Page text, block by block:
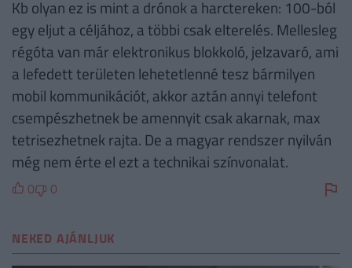
Kb olyan ez is mint a drónok a harctereken: 100-ból
egy eljut a céljához, a többi csak elterelés. Mellesleg
régóta van már elektronikus blokkoló, jelzavaró, ami
a lefedett területen lehetetlenné tesz bármilyen
mobil kommunikációt, akkor aztán annyi telefont
csempészhetnek be amennyit csak akarnak, max
tetrisezhetnek rajta. De a magyar rendszer nyilván
még nem érte el ezt a technikai színvonalat.
0 0
NEKED AJÁNLJUK